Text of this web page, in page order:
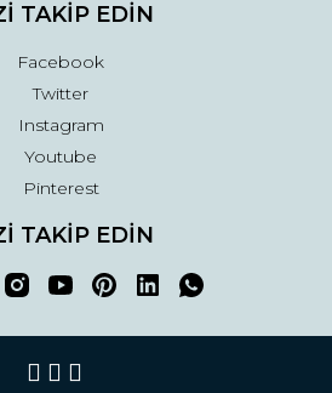
TAKİP EDİN
Facebook
Twitter
Instagram
Youtube
Pinterest
TAKİP EDİN